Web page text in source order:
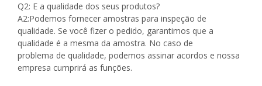
Q2: E a qualidade dos seus produtos?
A2:Podemos fornecer amostras para inspeção de
qualidade. Se você fizer o pedido, garantimos que a
qualidade é a mesma da amostra. No caso de
problema de qualidade, podemos assinar acordos e nossa
empresa cumprirá as funções.